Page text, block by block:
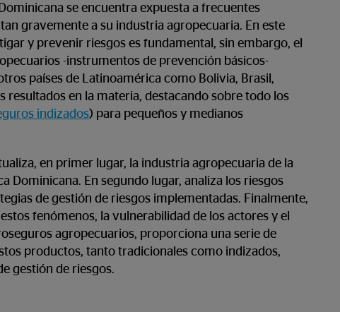
se encuentra expuesta a frecuentes
gravemente a su industria agropecuaria. En este
y prevenir riesgos es fundamental, sin embargo, el
-instrumentos de prevención básicos-
países de Latinoamérica como Bolivia, Brasil,
resultados en la materia, destacando sobre todo los
indizados) para pequeños y medianos
en primer lugar, la industria agropecuaria de la
Dominicana. En segundo lugar, analiza los riesgos
de gestión de riesgos implementadas. Finalmente,
fenómenos, la vulnerabilidad de los actores y el
agropecuarios, proporciona una serie de
productos, tanto tradicionales como indizados,
gestión de riesgos.